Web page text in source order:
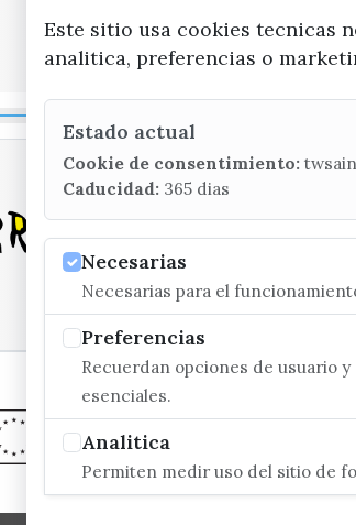
x /
Este sitio usa cookies tecnicas
analitica, preferencias o
Estado actual
Cookie de consentimiento:
Caducidad: 365 dias
Necesarias
Necesarias para el
Preferencias
Recuerdan opciones de usuario
esenciales.
Analitica
Permiten medir uso del sitio de